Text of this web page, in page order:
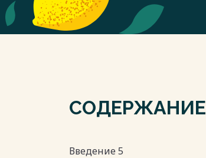
СОДЕРЖАНИЕ
Введение 5